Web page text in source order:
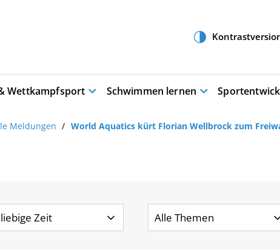
Wettkampfsport Schwimmen lernen
Meldungen World Aquatics kürt Florian Wellbrock zum